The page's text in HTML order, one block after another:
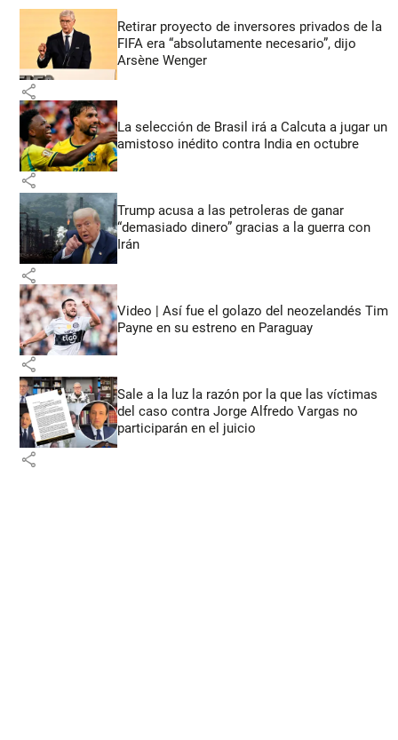
Retirar proyecto de inversores privados de la
FIFA era “absolutamente necesario”, dijo
Arsène Wenger
share
La selección de Brasil irá a Calcuta a jugar un
amistoso inédito contra India en octubre
share
Trump acusa a las petroleras de ganar
“demasiado dinero” gracias a la guerra con
Irán
share
Video | Así fue el golazo del neozelandés Tim
Payne en su estreno en Paraguay
share
Sale a la luz la razón por la que las víctimas
del caso contra Jorge Alfredo Vargas no
participarán en el juicio
share